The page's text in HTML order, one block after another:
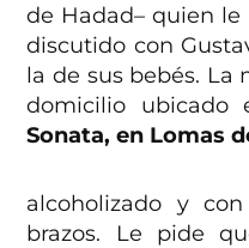
de Hadad– quien
discutido con
la de sus bebés. La
domicilio ubicado
Sonata, en Lomas
alcoholizado y
brazos. Le pide